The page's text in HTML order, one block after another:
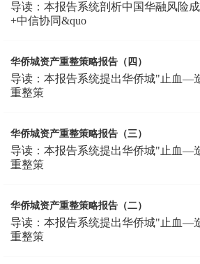
导读：本报告系统剖析中国华融风险
+中信协同&quo
华侨城资产重整策略报告（四）
导读：本报告系统提出华侨城"止血—
重整策
华侨城资产重整策略报告（三）
导读：本报告系统提出华侨城"止血—
重整策
华侨城资产重整策略报告（二）
导读：本报告系统提出华侨城"止血—
重整策